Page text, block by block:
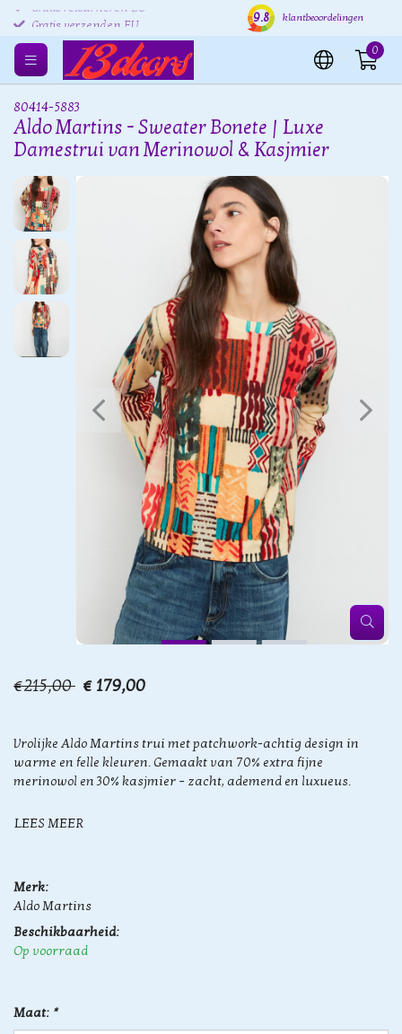
Gratis retourneren EU Verzending binnen 24 uur
9.8 klantbeoordelingen
0
80414-5883
Aldo Martins - Sweater Bonete | Luxe
Damestrui van Merinowol & Kasjmier
€215,00 € 179,00
Vrolijke Aldo Martins trui met patchwork-achtig design in
warme en felle kleuren. Gemaakt van 70% extra fijne
merinowol en 30% kasjmier – zacht, ademend en luxueus.
LEES MEER
Merk:
Aldo Martins
Beschikbaarheid:
Op voorraad
Maat: *